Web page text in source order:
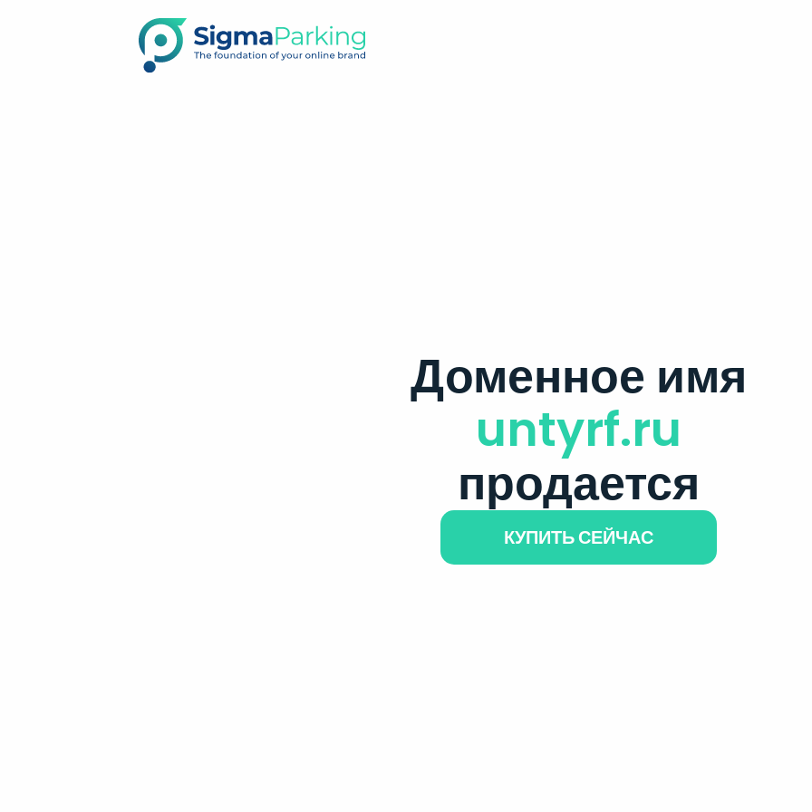
Доменное имя
untyrf.ru
продается
КУПИТЬ СЕЙЧАС